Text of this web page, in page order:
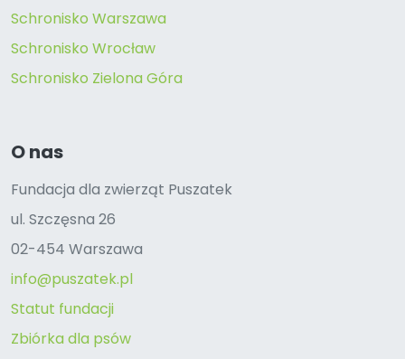
Schronisko Warszawa
Schronisko Wrocław
Schronisko Zielona Góra
O nas
Fundacja dla zwierząt Puszatek
ul. Szczęsna 26
02-454 Warszawa
info@puszatek.pl
Statut fundacji
Zbiórka dla psów